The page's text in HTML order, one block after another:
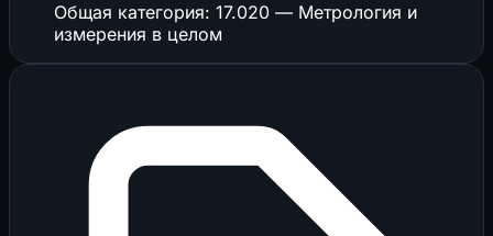
Общая категория: 17.020 — Метрология и
измерения в целом